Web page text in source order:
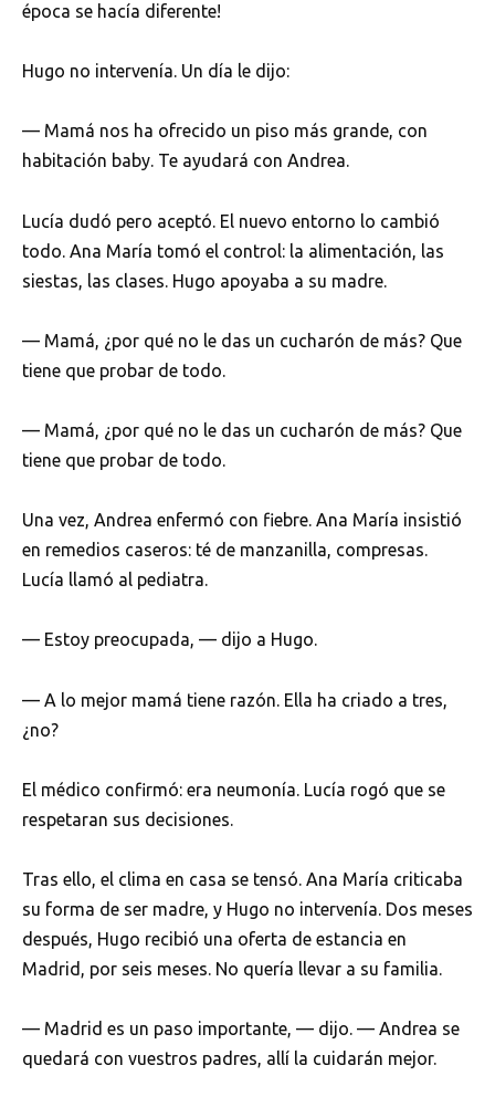
época se hacía diferente!
Hugo no intervenía. Un día le dijo:
— Mamá nos ha ofrecido un piso más grande, con
habitación baby. Te ayudará con Andrea.
Lucía dudó pero aceptó. El nuevo entorno lo cambió
todo. Ana María tomó el control: la alimentación, las
siestas, las clases. Hugo apoyaba a su madre.
— Mamá, ¿por qué no le das un cucharón de más? Que
tiene que probar de todo.
— Mamá, ¿por qué no le das un cucharón de más? Que
tiene que probar de todo.
Una vez, Andrea enfermó con fiebre. Ana María insistió
en remedios caseros: té de manzanilla, compresas.
Lucía llamó al pediatra.
— Estoy preocupada, — dijo a Hugo.
— A lo mejor mamá tiene razón. Ella ha criado a tres,
¿no?
El médico confirmó: era neumonía. Lucía rogó que se
respetaran sus decisiones.
Tras ello, el clima en casa se tensó. Ana María criticaba
su forma de ser madre, y Hugo no intervenía. Dos meses
después, Hugo recibió una oferta de estancia en
Madrid, por seis meses. No quería llevar a su familia.
— Madrid es un paso importante, — dijo. — Andrea se
quedará con vuestros padres, allí la cuidarán mejor.